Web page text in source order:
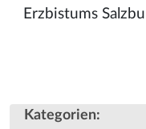
Erzbistums
Kategorien: